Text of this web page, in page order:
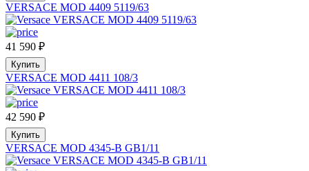
VERSACE MOD 4409 5119/63
41 590 ₽
Купить
VERSACE MOD 4411 108/3
42 590 ₽
Купить
VERSACE MOD 4345-B GB1/11